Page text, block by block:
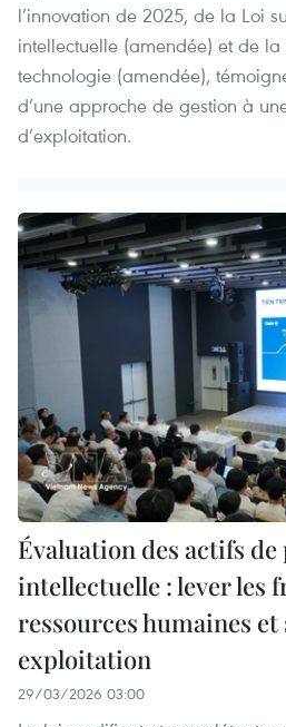
l’innovation de 2025, de la Loi
intellectuelle (amendée) et de la
technologie (amendée),
d’une approche de gestion à
d’exploitation.
Évaluation des actifs
intellectuelle : lever les
ressources humaines
exploitation
29/03/2026 03:00